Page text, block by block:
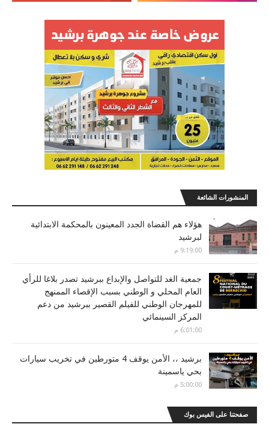
المنشورات الشائعة
هؤلاء هم القضاة الجدد المعينون بالمحكمة الابتدائية
لبرشيد
9:19:00 م
جمعية الغد للتواصل والإبداع ببرشيد تصدر بلاغا للرأي
العام المحلي و الوطني بسبب الإقصاء الممنهج
للمهرجان الوطني للفيلم القصير ببرشيد من دعم
المركز السينمائي
6:01:00 م
برشيد ،، الأمن يوقف 4 متورطين في تخريب سيارات
بحي ياسمينة
5:00:00 م
صفحتنا على الفيس بوك